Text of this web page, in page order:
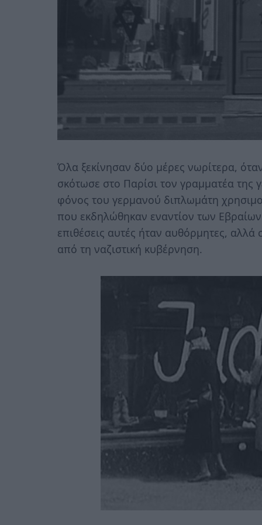
Όλα ξεκίνησαν δύο μέρες νωρίτερα,
σκότωσε στο Παρίσι τον γραμματέα της
φόνος του γερμανού διπλωμάτη
που εκδηλώθηκαν εναντίον των
επιθέσεις αυτές ήταν αυθόρμητες,
από τη ναζιστική κυβέρνηση.